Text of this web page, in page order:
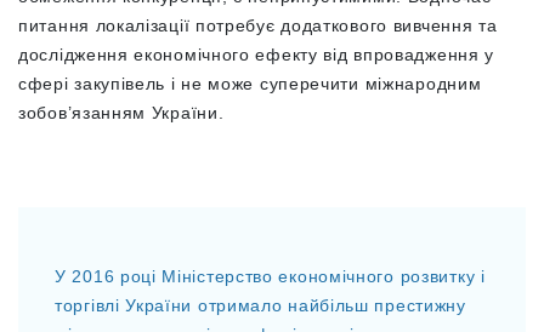
питання локалізації потребує додаткового вивчення та
дослідження економічного ефекту від впровадження у
сфері закупівель і не може суперечити міжнародним
зобов’язанням України.
У 2016 році Міністерство економічного розвитку і
торгівлі України отримало найбільш престижну